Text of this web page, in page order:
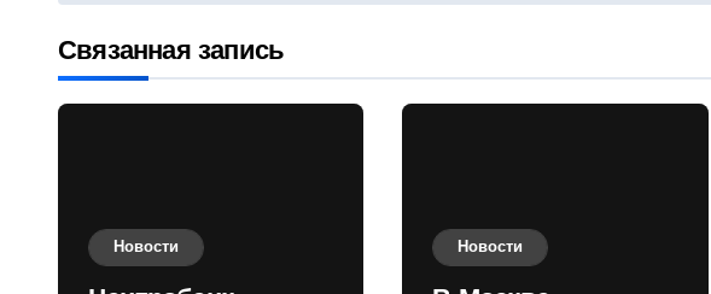
записям
Связанная запись
Новости Новости